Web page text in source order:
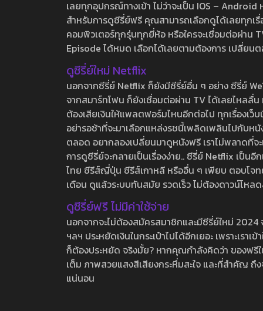
เลยทุกอุปกรณ์ทางเข้า ไม่ว่าจะเป็น IOS –
สำหรับการดูซีรี่ย์ฟรี คุณสามารถเลือกดูได้เลยทุกเ
คอมพิวเตอร์ทุกรุ่นทุกยี่ห้อ หรือใครจะเชื่อมต่อผ่าน
Episode ได้หมด เลือกได้เลยตามต้องการ เปลี่ยน
ดูซีรี่ย์ใหม่ Netflix
นอกจากซีรี่ย์ Netflix ก็ยังมีซีรี่ย์อื่น ๆ อย่าง ซีรี่ย์
จากสมาร์ทโฟน ก็ยังเชื่อมต่อผ่าน TV ได้เลยไหลลื่
ต้องเสียเงินให้แพลตฟอร์มไหนอีกต่อไป ทุกเรื่องเว็
อย่ารอช้าที่จะมาเลือกแหล่งรชนี้เพลิดเพลินไปกับห
ตลอด อยากลองเปลี่ยนมาดูหนังฟรี เราไม่พลาดที่
การดูซีรี่ย์จะกลายเป็นเรื่องง่าย.. ซีรี่ย์ Netflix เป็น
ไทย ซีรีส์ญี่ปุ่น ซีรีส์เกาหลี หรืออื่น ๆ เพียบ ตอบโจท
เดือน ดูแล้วระบบทันสมัย รวดเร็ว ไม่ต้องดาวน์โห
ดูซีรี่ย์ฟรี ไม่มีค่าใช้จ่าย
นอกจากจะไม่ต้องสมัครสมาชิกและมีซีรี่ย์ใหม่
ฯลฯ ประหยัดเงินในกระเป๋าไปได้อีกเยอะ เพราะเร
ก็ต้องประหยัด จริงมั้ย? หากคุณกำลังคิดว่า ของฟ
เต็ม ภาพสวยแสงสีเสียงกระหึ่มสะใจ และที่สำคัญ
แน่นอน